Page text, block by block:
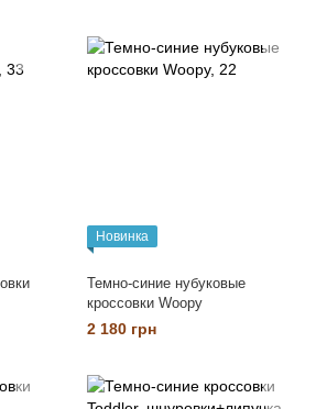
Новинка
Темно-синие нубуковые
кроссовки Woopy
2 180 грн